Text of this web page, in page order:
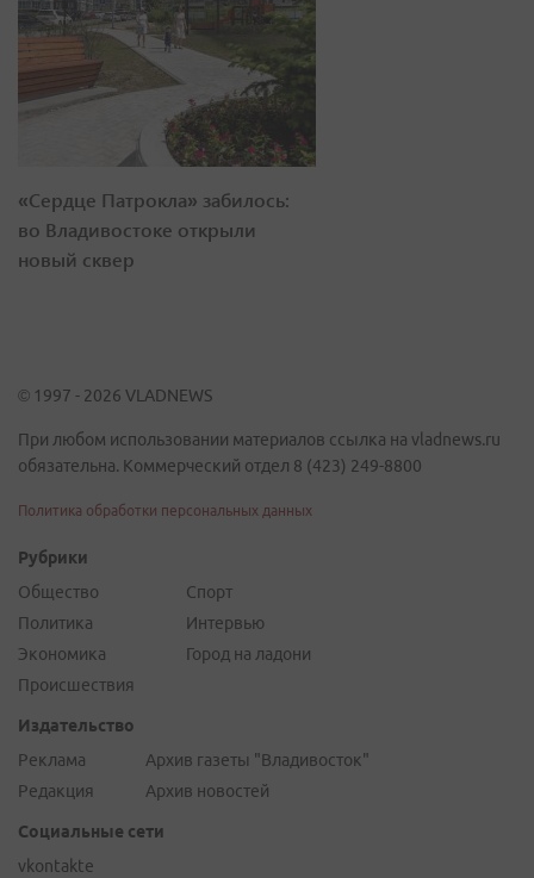
«Сердце Патрокла» забилось:
во Владивостоке открыли
новый сквер
© 1997 - 2026 VLADNEWS
При любом использовании материалов ссылка на vladnews.ru
обязательна. Коммерческий отдел 8 (423) 249-8800
Политика обработки персональных данных
Рубрики
Общество
Политика
Экономика
Происшествия
Спорт
Интервью
Город на ладони
Издательство
Реклама
Редакция
Архив газеты "Владивосток"
Архив новостей
Социальные сети
vkontakte